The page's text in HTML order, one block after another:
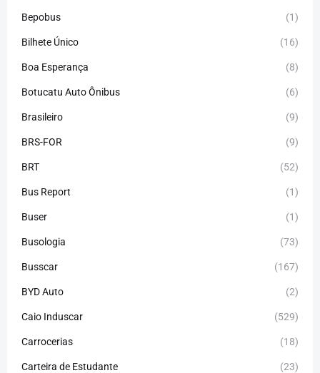
Bepobus (1)
Bilhete Único (16)
Boa Esperança (8)
Botucatu Auto Ônibus (6)
Brasileiro (9)
BRS-FOR (9)
BRT (52)
Bus Report (1)
Buser (1)
Busologia (73)
Busscar (167)
BYD Auto (2)
Caio Induscar (529)
Carrocerias (18)
Carteira de Estudante (23)